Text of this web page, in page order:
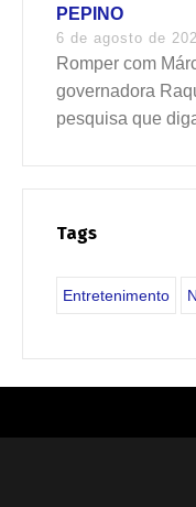
PEPINO
6 de agosto de
Romper com
governadora
pesquisa que
Tags
Entretenimento